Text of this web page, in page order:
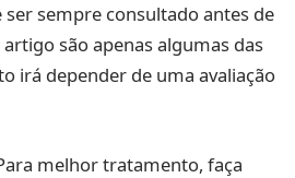
sempre consultado antes de
são apenas algumas das
irá depender de uma avaliação
melhor tratamento, faça